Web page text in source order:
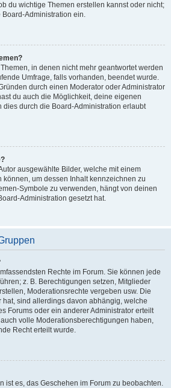
du wichtige Themen erstellen kannst oder nicht;
Administration ein.
in denen nicht mehr geantwortet werden
Umfrage, falls vorhanden, beendet wurde.
durch einen Moderator oder Administrator
du auch die Möglichkeit, deine eigenen
dies durch die Board-Administration erlaubt
ausgewählte Bilder, welche mit einem
können, um dessen Inhalt kennzeichnen zu
Symbole zu verwenden, hängt von deinen
Administration gesetzt hat.
Rechte im Forum. Sie können jede
z. B. Berechtigungen setzen, Mitglieder
Moderationsrechte vergeben usw. Die
hat, sind allerdings davon abhängig, welche
Forums oder ein anderer Administrator erteilt
volle Moderationsberechtigungen haben,
Recht erteilt wurde.
ist es, das Geschehen im Forum zu beobachten.